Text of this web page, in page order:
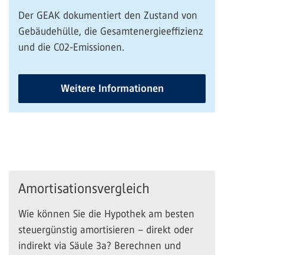
Der GEAK dokumentiert den Zustand von
Gebäudehülle, die Gesamtenergieeffizienz
und die C02-Emissionen.
Weitere Informationen
Amortisationsvergleich
Wie können Sie die Hypothek am besten
steuergünstig amortisieren – direkt oder
indirekt via Säule 3a? Berechnen und